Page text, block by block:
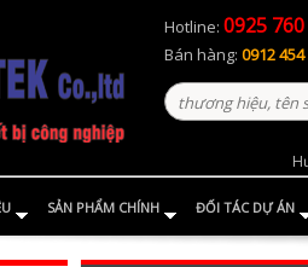
Hotline: 0925
Bán hàng: 0912
SẢN PHẨM CHÍNH ĐỐI TÁC DỰ ÁN